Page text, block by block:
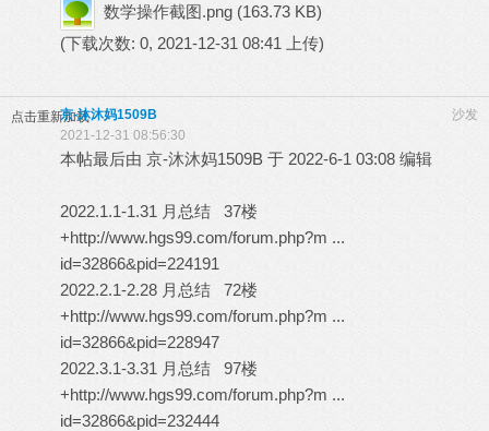
数学操作截图.png (163.73 KB)
(下载次数: 0, 2021-12-31 08:41 上传)
点击重新加载 沙发
京-沐沐妈1509B
2021-12-31 08:56:30
本帖最后由 京-沐沐妈1509B 于 2022-6-1 03:08 编辑
2022.1.1-1.31 月总结 37楼
+http://www.hgs99.com/forum.php?m ...
id=32866&pid=224191
2022.2.1-2.28 月总结 72楼
+http://www.hgs99.com/forum.php?m ...
id=32866&pid=228947
2022.3.1-3.31 月总结 97楼
+http://www.hgs99.com/forum.php?m ...
id=32866&pid=232444